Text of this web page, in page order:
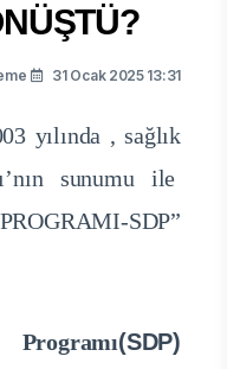
31 Ocak 2025 13:31
yılında , sağlık
sunumu ile
SDP”
(SDP)